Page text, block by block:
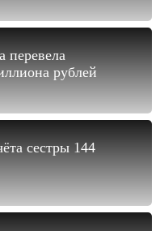
перевела
рублей
сестры 144